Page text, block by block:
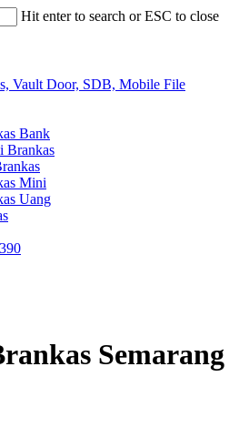
Hit enter to search or ESC to close
Vault Door, SDB, Mobile File
Bank
Brankas
Mini
Uang
Semarang